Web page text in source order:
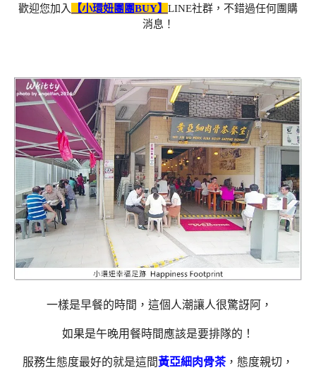
歡迎您加入 【小環妞團團BUY】 LINE社群，不錯過任何團購
消息！
一樣是早餐的時間，這個人潮讓人很驚訝阿，
如果是午晚用餐時間應該是要排隊的！
服務生態度最好的就是這間黃亞細肉骨茶，態度親切，